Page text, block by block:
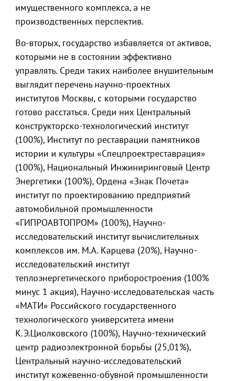
имущественного комплекса, а не
производственных перспектив.
Во-вторых, государство избавляется от активов,
которыми не в состоянии эффективно
управлять. Среди таких наиболее внушительным
выглядит перечень научно-проектных
институтов Москвы, с которыми государство
готово расстаться. Среди них Центральный
конструкторско-технологический институт
(100%), Институт по реставрации памятников
истории и культуры «Спецпроектреставрация»
(100%), Национальный Инжиниринговый Центр
Энергетики (100%), Ордена «Знак Почета»
институт по проектированию предприятий
автомобильной промышленности
«ГИПРОАВТОПРОМ» (100%), Научно-
исследовательский институт вычислительных
комплексов им. М.А. Карцева (20%), Научно-
исследовательский институт
теплоэнергетического приборостроения (100%
минус 1 акция), Научно-исследовательская часть
«МАТИ» Российского государственного
технологического университета имени
К.Э.Циолковского (100%), Научно-технический
центр радиоэлектронной борьбы (25,01%),
Центральный научно-исследовательский
институт кожевенно-обувной промышленности